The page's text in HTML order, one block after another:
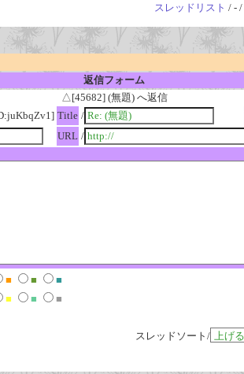
スレッドリスト / - /
返信フォーム
△[45682] (無題) へ返信
Title /
URL /
■ ■
■
■ ■
■
スレッドソート/